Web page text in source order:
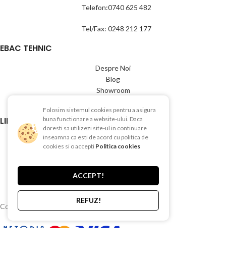
Telefon:0740 625 482
Tel/Fax: 0248 212 177
EBAC TEHNIC
Despre Noi
Blog
Showroom
LINK-URI UTILE
Termeni si conditii
Politica de Confientialitate
Politica de retur
Livrare si plata
Copyright © 2015-2025 EBAC TEHNIC
Folosim sistemul cookies pentru a asigura
buna functionare a website-ului. Daca
doresti sa utilizezi site-ul in continuare
inseamna ca esti de acord cu politica de
cookies si o accepti Politica cookies
ACCEPT!
REFUZ!